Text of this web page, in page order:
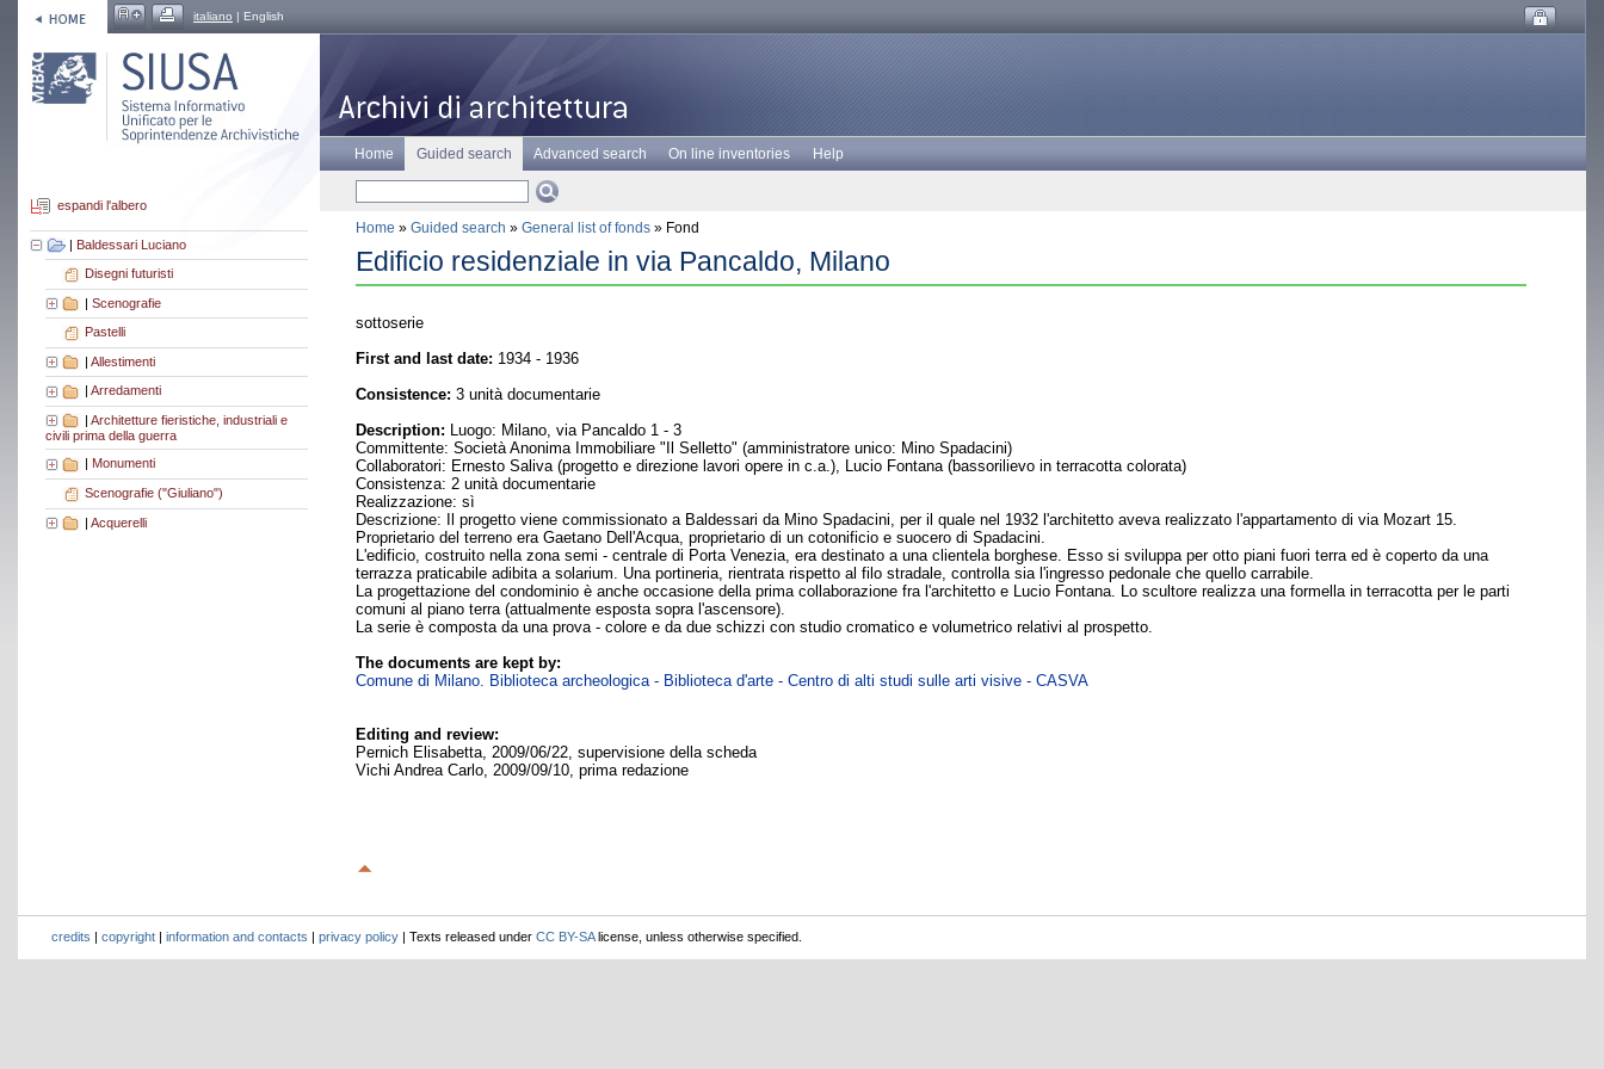
italiano | English
espandi l'albero
| Baldessari Luciano
Disegni futuristi
| Scenografie
Pastelli
| Allestimenti
Arredamenti
| Architetture fieristiche, industriali e
civili prima della guerra
Monumenti
Scenografie ("Giuliano")
| Acquerelli
Home Guided search Advanced search On line inventories Help
Home » Guided search » General list of fonds » Fond
Edificio residenziale in via Pancaldo, Milano
sottoserie
First and last date: 1934 - 1936
Consistence: 3 unità documentarie
Description: Luogo: Milano, via Pancaldo 1 - 3
Committente: Società Anonima Immobiliare "Il Selletto" (amministratore unico: Mino Spadacini)
Collaboratori: Ernesto Saliva (progetto e direzione lavori opere in c.a.), Lucio Fontana (bassorilievo in terracotta colorata)
Consistenza: 2 unità documentarie
Realizzazione: sì
Descrizione: Il progetto viene commissionato a Baldessari da Mino Spadacini, per il quale nel 1932 l'architetto aveva realizzato l'appartamento di via Mozart 15.
Proprietario del terreno era Gaetano Dell'Acqua, proprietario di un cotonificio e suocero di Spadacini.
L'edificio, costruito nella zona semi - centrale di Porta Venezia, era destinato a una clientela borghese. Esso si sviluppa per otto piani fuori terra ed è coperto da una
terrazza praticabile adibita a solarium. Una portineria, rientrata rispetto al filo stradale, controlla sia l'ingresso pedonale che quello carrabile.
La progettazione del condominio è anche occasione della prima collaborazione fra l'architetto e Lucio Fontana. Lo scultore realizza una formella in terracotta per le parti
comuni al piano terra (attualmente esposta sopra l'ascensore).
La serie è composta da una prova - colore e da due schizzi con studio cromatico e volumetrico relativi al prospetto.
The documents are kept by:
Comune di Milano. Biblioteca archeologica - Biblioteca d'arte - Centro di alti studi sulle arti visive - CASVA
Editing and review:
Pernich Elisabetta, 2009/06/22, supervisione della scheda
Vichi Andrea Carlo, 2009/09/10, prima redazione
credits copyright information and contacts privacy policy | Texts released under CC BY-SAlicense, unless otherwise specified.